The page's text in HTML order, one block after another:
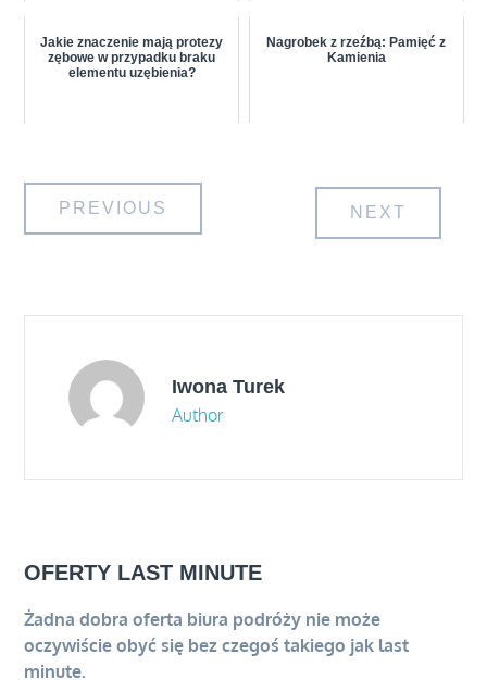
Jakie znaczenie mają protezy
zębowe w przypadku braku
elementu uzębienia?
Nagrobek z rzeźbą: Pamięć z
Kamienia
Nawigacja
PREVIOUS NEXT
Iwona Turek
Author
OFERTY LAST MINUTE
Żadna dobra oferta biura podróży nie może
oczywiście obyć się bez czegoś takiego jak last
minute.